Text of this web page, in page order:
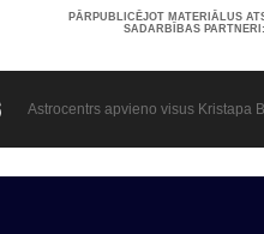
PĀRPUBLICĒJOT MATERIĀLUS
SADARBĪBAS
Astrocentrs apvieno visus Kristapa